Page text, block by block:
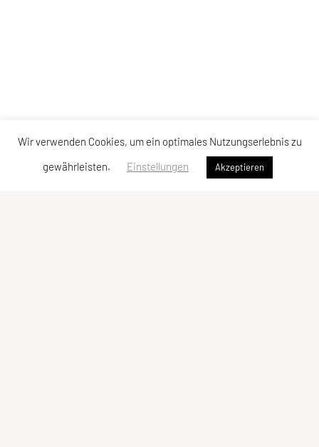
Wir verwenden Cookies, um ein optimales Nutzungserlebnis zu
gewährleisten.
Einstellungen Akzeptieren